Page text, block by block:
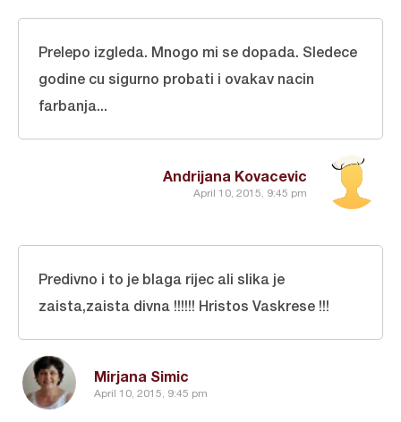
Andrijana Kovacevic
April 10, 2015, 9:45 pm
Prelepo izgleda. Mnogo mi se dopada. Sledece
godine cu sigurno probati i ovakav nacin
farbanja...
Mirjana Simic
April 10, 2015, 9:45 pm
Predivno i to je blaga rijec ali slika je
zaista,zaista divna !!!!!! Hristos Vaskrese !!!